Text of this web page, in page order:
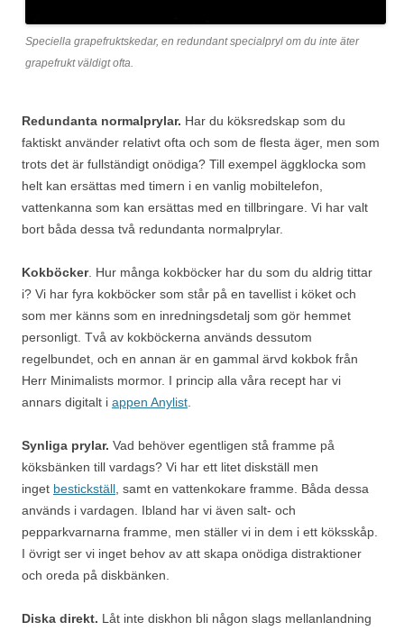
Speciella grapefruktskedar, en redundant specialpryl om du inte äter
grapefrukt väldigt ofta.
Redundanta normalprylar. Har du köksredskap som du
faktiskt använder relativt ofta och som de flesta äger, men som
trots det är fullständigt onödiga? Till exempel äggklocka som
helt kan ersättas med timern i en vanlig mobiltelefon,
vattenkanna som kan ersättas med en tillbringare. Vi har valt
bort båda dessa två redundanta normalprylar.
Kokböcker. Hur många kokböcker har du som du aldrig tittar
i? Vi har fyra kokböcker som står på en tavellist i köket och
som mer känns som en inredningsdetalj som gör hemmet
personligt. Två av kokböckerna används dessutom
regelbundet, och en annan är en gammal ärvd kokbok från
Herr Minimalists mormor. I princip alla våra recept har vi
annars digitalt i appen Anylist
Synliga prylar. Vad behöver egentligen stå framme på
köksbänken till vardags? Vi har ett litet diskställ men
inget bestickställ , samt en vattenkokare framme. Båda dessa
används i vardagen. Ibland har vi även salt- och
pepparkvarnarna framme, men ställer vi in dem i ett köksskåp.
I övrigt ser vi inget behov av att skapa onödiga distraktioner
och oreda på diskbänken.
Diska direkt. Låt inte diskhon bli någon slags mellanlandning